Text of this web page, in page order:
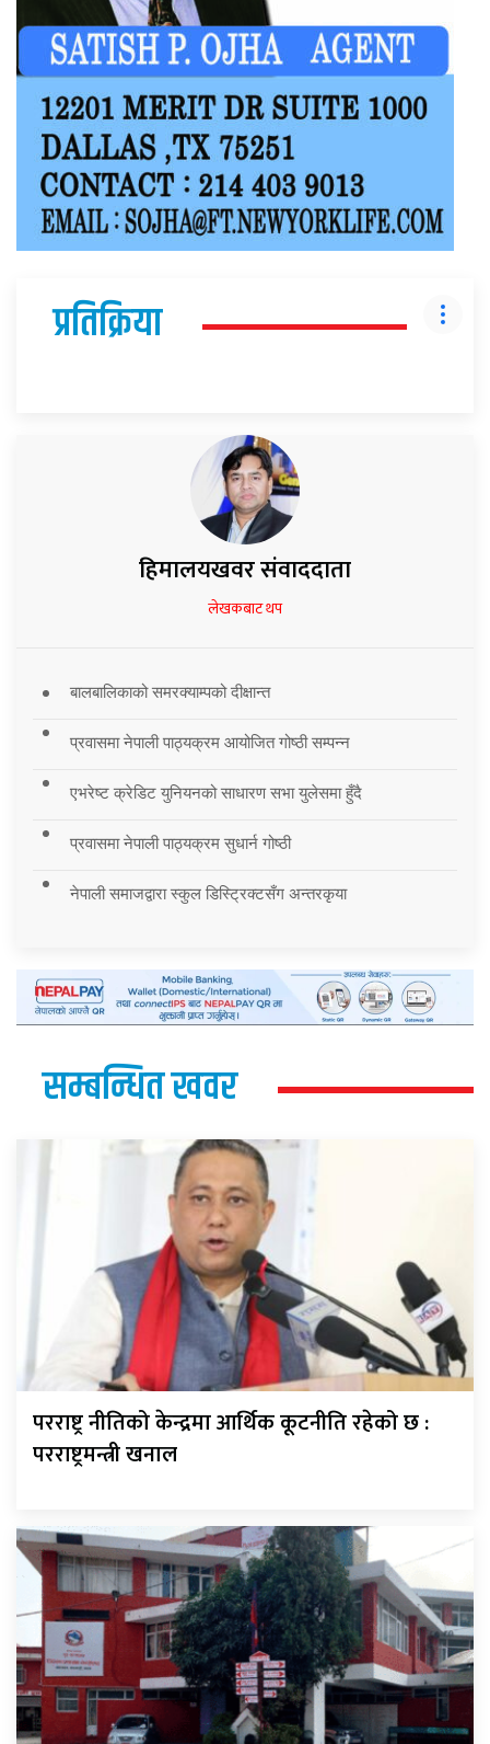
प्रतिक्रिया
हिमालयखवर संवाददाता
लेखकबाट थप
बालबालिकाको समरक्याम्पको दीक्षान्त
प्रवासमा नेपाली पाठ्यक्रम आयोजित गोष्ठी सम्पन्न
एभरेष्ट क्रेडिट युनियनको साधारण सभा युलेसमा हुँदै
प्रवासमा नेपाली पाठ्यक्रम सुधार्न गोष्ठी
नेपाली समाजद्वारा स्कुल डिस्ट्रिक्टसँग अन्तरकृया
सम्बन्धित खवर
परराष्ट्र नीतिको केन्द्रमा आर्थिक कूटनीति रहेको छ :
परराष्ट्रमन्त्री खनाल